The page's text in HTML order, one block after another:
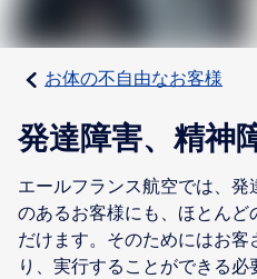
お体の不自由なお客様
発達障害、精神
エールフランス航空では、
のあるお客様にも、ほとんど
だけます。そのためにはお客
り、実行することができる